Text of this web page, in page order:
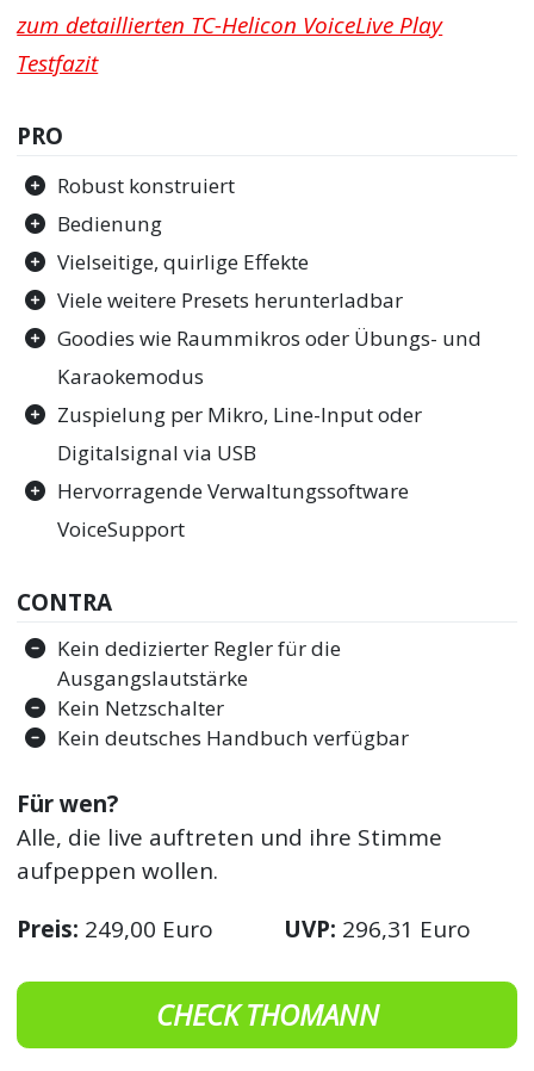
zum detaillierten TC-Helicon VoiceLive Play
Testfazit
PRO
Robust konstruiert
Bedienung
Vielseitige, quirlige Effekte
Viele weitere Presets herunterladbar
Goodies wie Raummikros oder Übungs- und
Karaokemodus
Zuspielung per Mikro, Line-Input oder
Digitalsignal via USB
Hervorragende Verwaltungssoftware
VoiceSupport
CONTRA
Kein dedizierter Regler für die
Ausgangslautstärke
Kein Netzschalter
Kein deutsches Handbuch verfügbar
Für wen?
Alle, die live auftreten und ihre Stimme
aufpeppen wollen.
Preis: 249,00 Euro UVP: 296,31 Euro
CHECK THOMANN